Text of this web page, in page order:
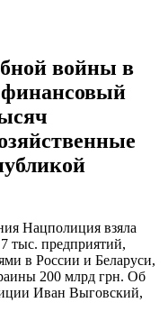
войны в
Нацполиция взяла
тыс. предприятий,
в России и Беларуси,
200 млрд грн. Об
Иван Выговский,